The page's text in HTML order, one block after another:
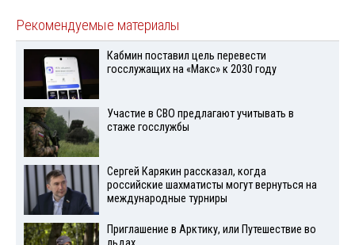
Рекомендуемые материалы
Кабмин поставил цель перевести
госслужащих на «Макс» к 2030 году
Участие в СВО предлагают учитывать в
стаже госслужбы
Сергей Карякин рассказал, когда
российские шахматисты могут вернуться на
международные турниры
Приглашение в Арктику, или Путешествие во